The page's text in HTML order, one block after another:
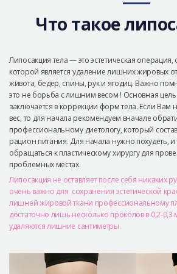
КонсультацияЧто такое
Липосакция тела — это эстетическая
которой является удаление лишних жировых
живота, бедер, спины, рук и ягодиц. Важно
это не борьба с лишним весом ! Основная
заключается в коррекции форм тела. Если
вес, то для начала рекомендуем вначале
профессиональному диетологу, который
рацион питания. Для начала нужно похудеть, и
обращаться к пластическому хирургу для
проблемных местах.
Липосакция не оставляет после себя никаких
очень важно для сохранения эстетической
лишней жировой ткани профессиональному
достаточно лишь несколько проколов в 0,2-
удаляются лишние сантиметры.